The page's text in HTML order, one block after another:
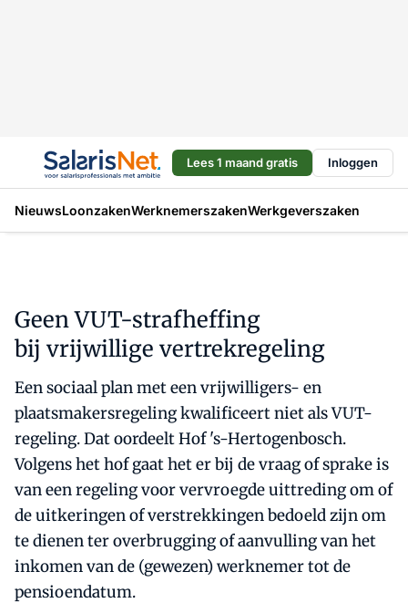
Lees 1 maand gratis Inloggen
NieuwsLoonzakenWerknemerszakenWerkgeverszaken
Geen VUT-strafheffing
bij vrijwillige vertrekregeling
Een sociaal plan met een vrijwilligers- en
plaatsmakersregeling kwalificeert niet als VUT-
regeling. Dat oordeelt Hof 's-Hertogenbosch.
Volgens het hof gaat het er bij de vraag of sprake is
van een regeling voor vervroegde uittreding om of
de uitkeringen of verstrekkingen bedoeld zijn om
te dienen ter overbrugging of aanvulling van het
inkomen van de (gewezen) werknemer tot de
pensioendatum.